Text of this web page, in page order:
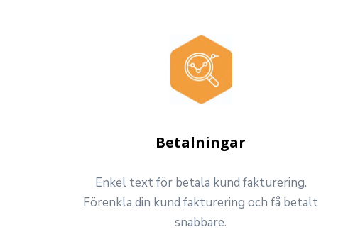
Betalningar
Enkel text för betala kund fakturering.
Förenkla din kund fakturering och få betalt
snabbare.